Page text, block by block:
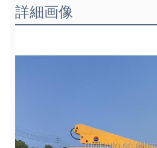
詳細画像